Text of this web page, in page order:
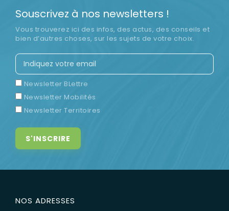
Souscrivez à nos newsletters !
Vous trouverez ici des infos, des actus, des conseils et
bien d’autres choses, sur les sujets de votre choix.
Newsletter BLettre
Newsletter Mobilités
Newsletter Territoires
NOS ADRESSES